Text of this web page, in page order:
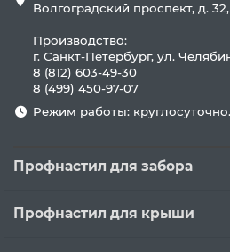
Волгоградский проспект, д.
Производство:
г. Санкт-Петербург, ул.
8 (812) 603-49-30
8 (499) 450-97-07
Режим работы: круглосуточно.
Профнастил для забора
Профнастил для крыши